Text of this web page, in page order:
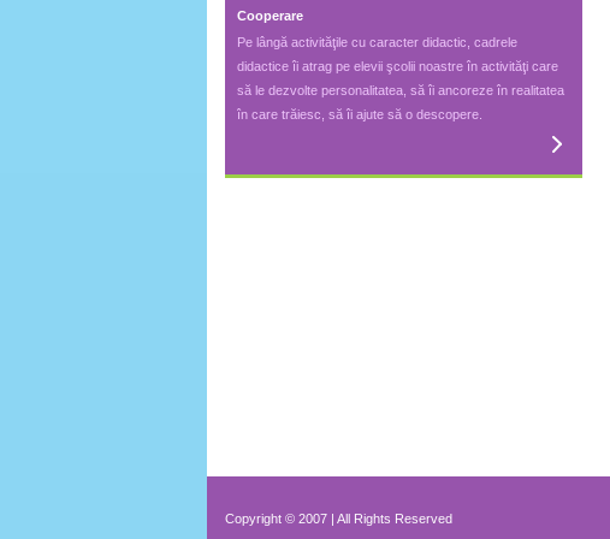
Cooperare
Pe lângă activităţile cu caracter didactic, cadrele
didactice îi atrag pe elevii şcolii noastre în activităţi care
să le dezvolte personalitatea, să îi ancoreze în realitatea
în care trăiesc, să îi ajute să o descopere.
Copyright © 2007 | All Rights Reserved